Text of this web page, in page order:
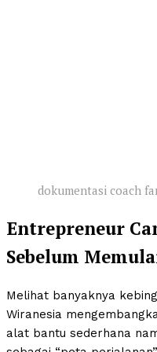
dokumentasi coach
Entrepreneur
Sebelum
Melihat banyaknya
Wiranesia
alat bantu sederhana